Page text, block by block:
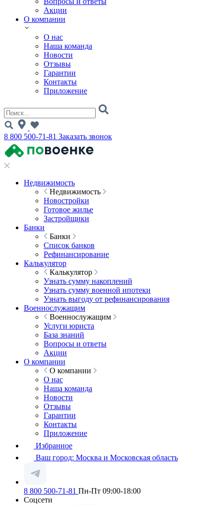
Акции
О компании
О нас
Наша команда
Новости
Отзывы
Гарантии
Контакты
Приложение
8 800 500-71-81 Заказать звонок
Недвижимость
Недвижимость
Новостройки
Готовое жилье
Застройщики
Банки
Банки
Список банков
Рефинансирование
Калькулятор
Калькулятор
Узнать сумму накоплений
Узнать сумму военной ипотеки
Узнать выгоду от рефинансирования
Военнослужащим
Военнослужащим
Услуги юриста
База знаний
Вопросы и ответы
Акции
О компании
О компании
О нас
Наша команда
Новости
Отзывы
Гарантии
Контакты
Приложение
Избранное
Ваш город: Москва и Московская область
8 800 500-71-81 Пн-Пт 09:00-18:00
Соцсети